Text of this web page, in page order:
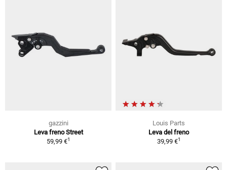
gazzini
Leva freno Street
59,99 €1
Louis Parts
Leva del freno
39,99 €1